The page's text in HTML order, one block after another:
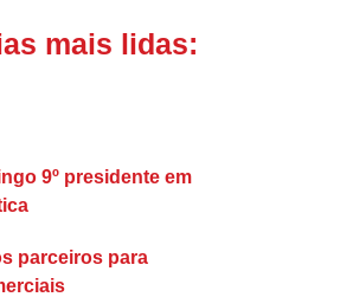
mais lidas:
9º presidente em
parceiros para